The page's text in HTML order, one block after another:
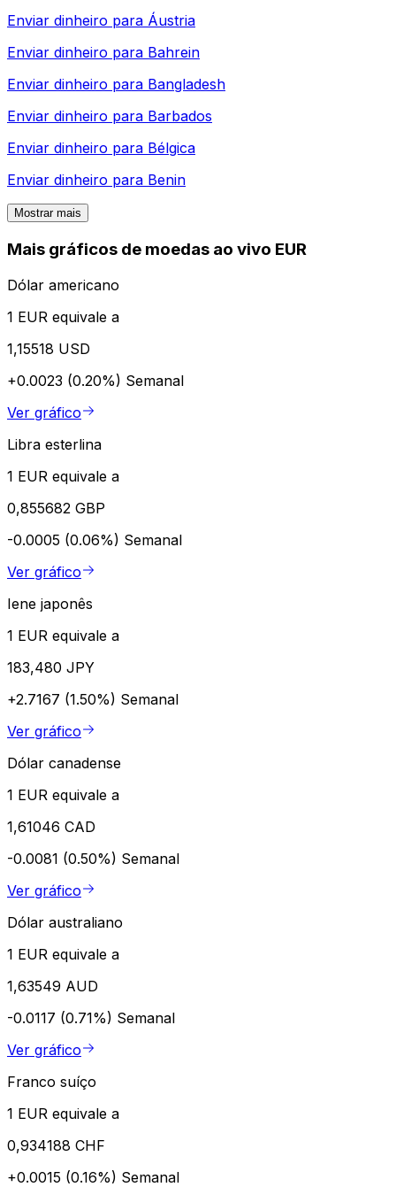
Enviar dinheiro para Áustria
Enviar dinheiro para Bahrein
Enviar dinheiro para Bangladesh
Enviar dinheiro para Barbados
Enviar dinheiro para Bélgica
Enviar dinheiro para Benin
Mostrar mais
Mais gráficos de moedas ao vivo EUR
Dólar americano
1 EUR equivale a
1,15518 USD
+0.0023 (0.20%) Semanal
Ver gráfico
Libra esterlina
1 EUR equivale a
0,855682 GBP
-0.0005 (0.06%) Semanal
Ver gráfico
Iene japonês
1 EUR equivale a
183,480 JPY
+2.7167 (1.50%) Semanal
Ver gráfico
Dólar canadense
1 EUR equivale a
1,61046 CAD
-0.0081 (0.50%) Semanal
Ver gráfico
Dólar australiano
1 EUR equivale a
1,63549 AUD
-0.0117 (0.71%) Semanal
Ver gráfico
Franco suíço
1 EUR equivale a
0,934188 CHF
+0.0015 (0.16%) Semanal